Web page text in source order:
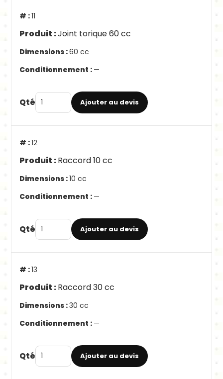
11
Joint torique 60 cc
60 cc
—
Qté Ajouter au devis
12
Raccord 10 cc
10 cc
—
Qté Ajouter au devis
13
Raccord 30 cc
30 cc
—
Qté Ajouter au devis